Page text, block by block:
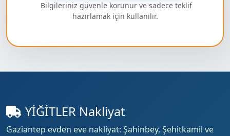
Bilgileriniz güvenle korunur ve sadece teklif
hazırlamak için kullanılır.
YİĞİTLER Nakliyat
Gaziantep evden eve nakliyat: Şahinbey, Şehitkamil ve